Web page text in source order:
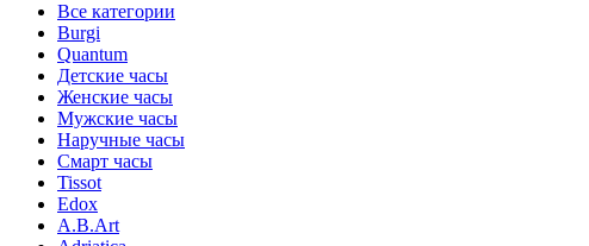
Все категории
Burgi
Quantum
Детские часы
Женские часы
Мужские часы
Наручные часы
Смарт часы
Tissot
Edox
A.B.Art